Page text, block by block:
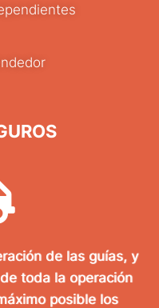
de las guías, y
toda la operación
posible los